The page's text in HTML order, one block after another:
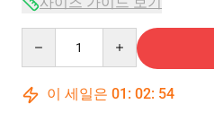
이 세일은 01 : 02: 54